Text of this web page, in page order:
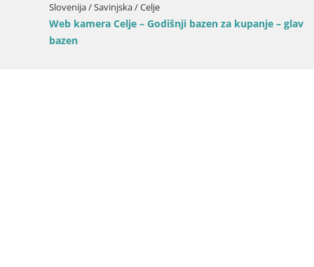
Slovenija / Savinjska / Celje
Web kamera Celje – Godišnji bazen za kupanje – glavni